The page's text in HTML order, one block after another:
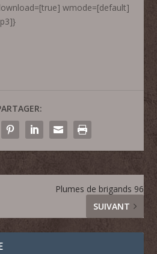
wmode=[default]
Plumes de brigands 96
SUIVANT